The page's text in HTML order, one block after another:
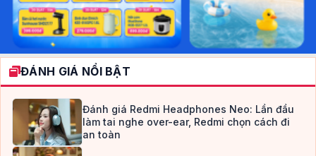
ĐÁNH GIÁ NỔI BẬT
Đánh giá Redmi Headphones Neo: Lần đầu
làm tai nghe over-ear, Redmi chọn cách đi
an toàn